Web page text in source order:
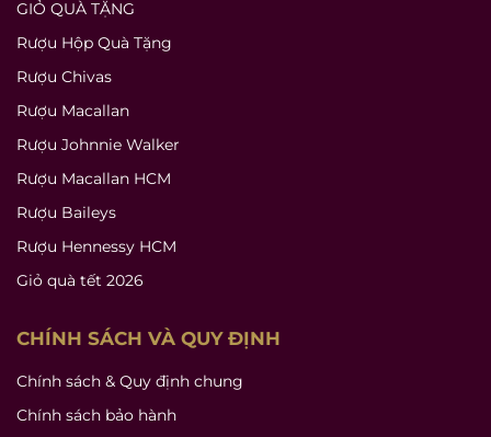
GIỎ QUÀ TẶNG
Rượu Hộp Quà Tặng
Rượu Chivas
Rượu Macallan
Rượu Johnnie Walker
Rượu Macallan HCM
Rượu Baileys
Rượu Hennessy HCM
Giỏ quà tết 2026
CHÍNH SÁCH VÀ QUY ĐỊNH
Chính sách & Quy định chung
Chính sách bảo hành